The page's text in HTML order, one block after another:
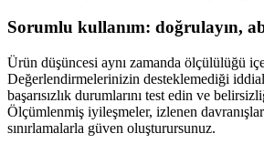
Sorumlu kullanım: doğrulayın,
Ürün düşüncesi aynı zamanda ölçülülüğü
Değerlendirmelerinizin desteklemediği
başarısızlık durumlarını test edin ve
Ölçümlenmiş iyileşmeler, izlenen
sınırlamalarla güven oluşturursunuz.